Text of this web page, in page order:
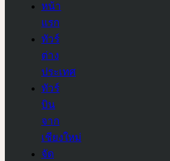
หน้า
แรก
ทัวร์
ต่าง
ประเทศ
ทัวร์
บิน
จาก
เชียงใหม่
จัด